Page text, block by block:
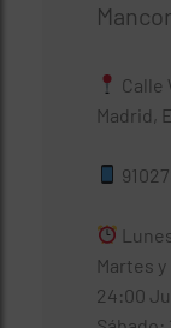
Calle
Madrid,
Martes
24:00